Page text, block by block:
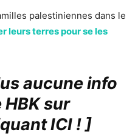
palestiniennes dans le
leurs terres pour se les
aucune info
sur
ICI !]